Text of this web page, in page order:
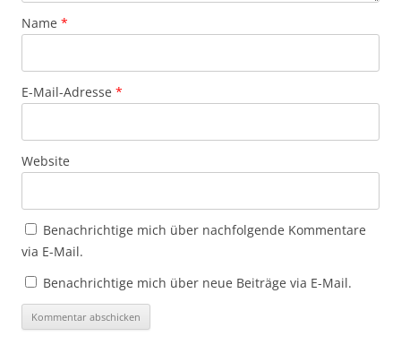
Name *
E-Mail-Adresse *
Website
Benachrichtige mich über nachfolgende Kommentare
via E-Mail.
Benachrichtige mich über neue Beiträge via E-Mail.